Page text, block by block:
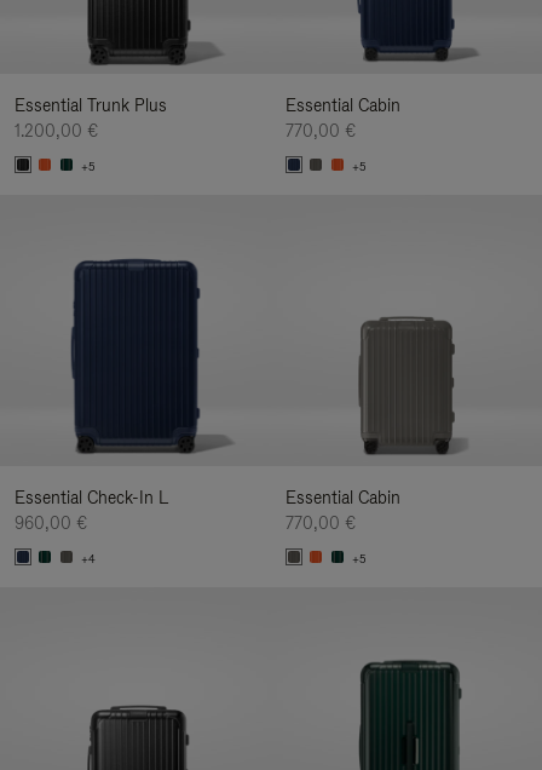
Essential Trunk Plus
1.200,00 €
+5
Essential Cabin
770,00 €
+5
Essential Check-In L
960,00 €
+4
Essential Cabin
770,00 €
+5